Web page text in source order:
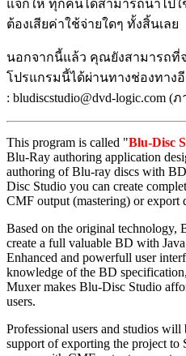
แจกให้ ทุกคนได้สามารถนำไป
ต้องเสียค่าใช้จ่ายใดๆ ทั้งสิ้นเลย
นอกจากนี้แล้ว คุณยังสามารถที่
โปรแกรมนี้ได้ผ่านทางช่องทางอี
: bludiscstudio@dvd-logic.com
This program is called "Blu-Disc
Blu-Ray authoring application
authoring of Blu-ray discs with
Disc Studio you can create
CMF output (mastering) or export
Based on the original technology,
create a full valuable BD with
Enhanced and powerfull user
knowledge of the BD
Muxer makes Blu-Disc Studio
users.
Professional users and studios
support of exporting the project to